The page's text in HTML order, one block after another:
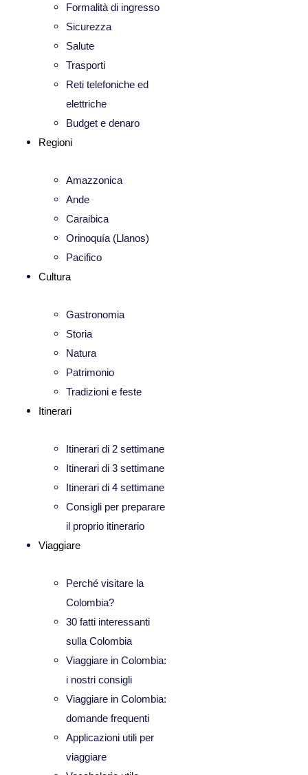
Formalità di ingresso
Sicurezza
Salute
Trasporti
Reti telefoniche ed
elettriche
Budget e denaro
Regioni
Amazzonica
Ande
Caraibica
Orinoquía (Llanos)
Pacifico
Cultura
Gastronomia
Storia
Natura
Patrimonio
Tradizioni e feste
Itinerari
Itinerari di 2 settimane
Itinerari di 3 settimane
Itinerari di 4 settimane
Consigli per preparare
il proprio itinerario
Viaggiare
Perché visitare la
Colombia?
30 fatti interessanti
sulla Colombia
Viaggiare in Colombia:
i nostri consigli
Viaggiare in Colombia:
domande frequenti
Applicazioni utili per
viaggiare